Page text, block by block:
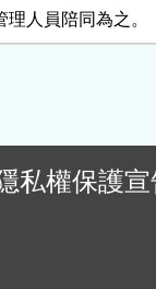
理人員陪同為之。
私權保護